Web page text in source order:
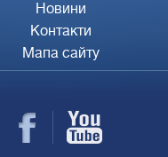
Новини
Контакти
Мапа сайту